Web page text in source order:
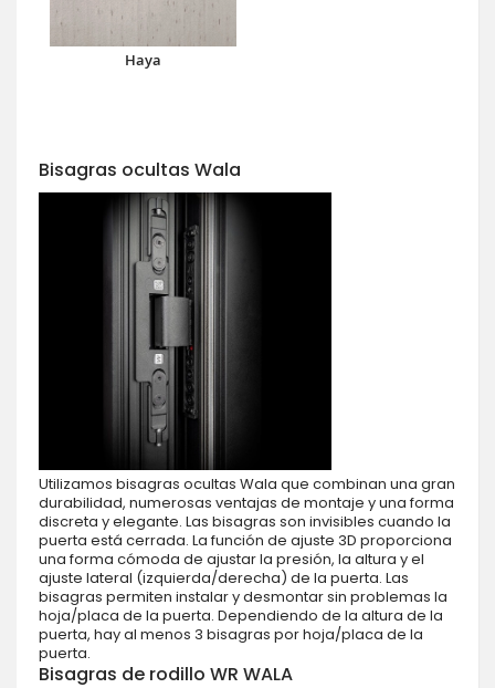
Haya
Bisagras ocultas Wala
Utilizamos bisagras ocultas Wala que combinan una gran
durabilidad, numerosas ventajas de montaje y una forma
discreta y elegante. Las bisagras son invisibles cuando la
puerta está cerrada. La función de ajuste 3D proporciona
una forma cómoda de ajustar la presión, la altura y el
ajuste lateral (izquierda/derecha) de la puerta. Las
bisagras permiten instalar y desmontar sin problemas la
hoja/placa de la puerta. Dependiendo de la altura de la
puerta, hay al menos 3 bisagras por hoja/placa de la
puerta.
Bisagras de rodillo WR WALA